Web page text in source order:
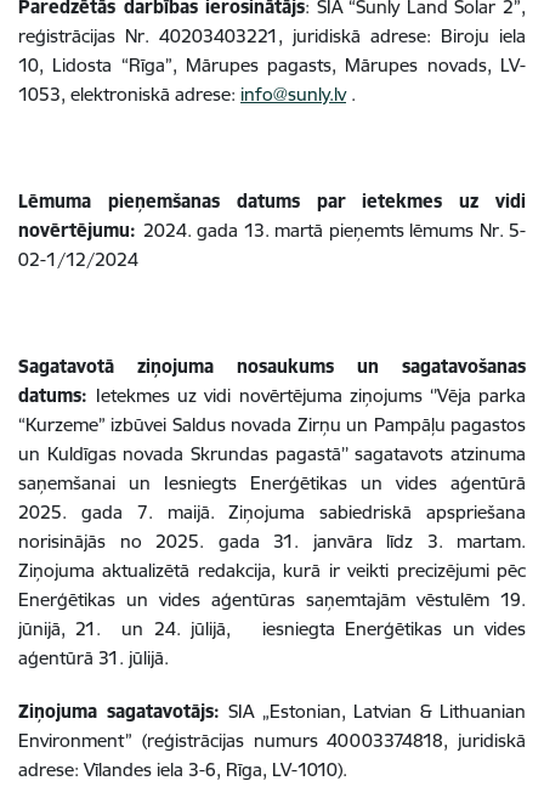
Paredzētās darbības ierosinātājs: SIA “Sunly Land Solar 2”,
reģistrācijas Nr. 40203403221, juridiskā adrese: Biroju iela
10, Lidosta “Rīga”, Mārupes pagasts, Mārupes novads, LV-
1053, elektroniskā adrese: info@sunly.lv.
Lēmuma pieņemšanas datums par ietekmes uz vidi
novērtējumu: 2024. gada 13. martā pieņemts lēmums Nr. 5-
02-1/12/2024
Sagatavotā ziņojuma nosaukums un sagatavošanas
datums: Ietekmes uz vidi novērtējuma ziņojums ‘’Vēja parka
“Kurzeme” izbūvei Saldus novada Zirņu un Pampāļu pagastos
un Kuldīgas novada Skrundas pagastā’’sagatavots atzinuma
saņemšanai un Iesniegts Enerģētikas un vides aģentūrā
2025. gada 7. maijā. Ziņojuma sabiedriskā apspriešana
norisinājās no 2025. gada 31. janvāra līdz 3. martam.
Ziņojuma aktualizētā redakcija, kurā ir veikti precizējumi pēc
Enerģētikas un vides aģentūras saņemtajām vēstulēm 19.
jūnijā, 21. un 24. jūlijā, iesniegta Enerģētikas un vides
aģentūrā 31. jūlijā.
Ziņojuma sagatavotājs: SIA „Estonian, Latvian & Lithuanian
Environment” (reģistrācijas numurs 40003374818, juridiskā
adrese: Vīlandes iela 3-6, Rīga, LV-1010).